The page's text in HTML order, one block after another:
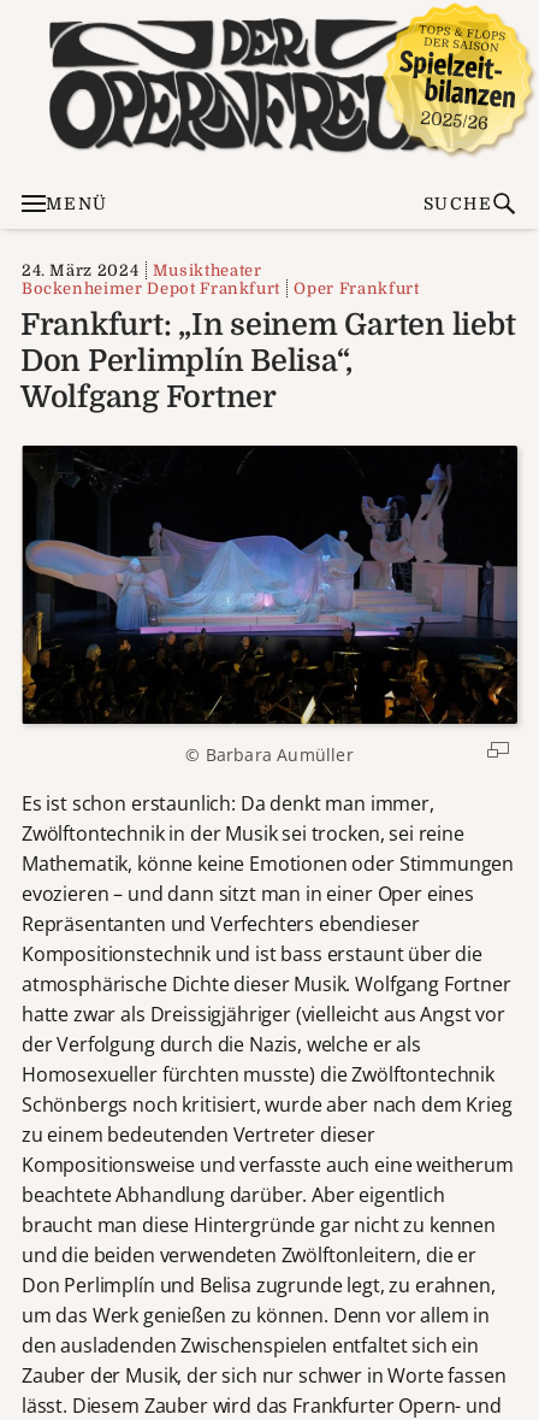
MENÜ SUCHE
24. März 2024
Musiktheater
Bockenheimer Depot Frankfurt
Oper Frankfurt
Frankfurt: „In seinem Garten liebt
Don Perlimplín Belisa“,
Wolfgang Fortner
© Barbara Aumüller
Es ist schon erstaunlich: Da denkt man immer,
Zwölftontechnik in der Musik sei trocken, sei reine
Mathematik, könne keine Emotionen oder Stimmungen
evozieren – und dann sitzt man in einer Oper eines
Repräsentanten und Verfechters ebendieser
Kompositionstechnik und ist bass erstaunt über die
atmosphärische Dichte dieser Musik. Wolfgang Fortner
hatte zwar als Dreissigjähriger (vielleicht aus Angst vor
der Verfolgung durch die Nazis, welche er als
Homosexueller fürchten musste) die Zwölftontechnik
Schönbergs noch kritisiert, wurde aber nach dem Krieg
zu einem bedeutenden Vertreter dieser
Kompositionsweise und verfasste auch eine weitherum
beachtete Abhandlung darüber. Aber eigentlich
braucht man diese Hintergründe gar nicht zu kennen
und die beiden verwendeten Zwölftonleitern, die er
Don Perlimplín und Belisa zugrunde legt, zu erahnen,
um das Werk genießen zu können. Denn vor allem in
den ausladenden Zwischenspielen entfaltet sich ein
Zauber der Musik, der sich nur schwer in Worte fassen
lässt. Diesem Zauber wird das Frankfurter Opern- und